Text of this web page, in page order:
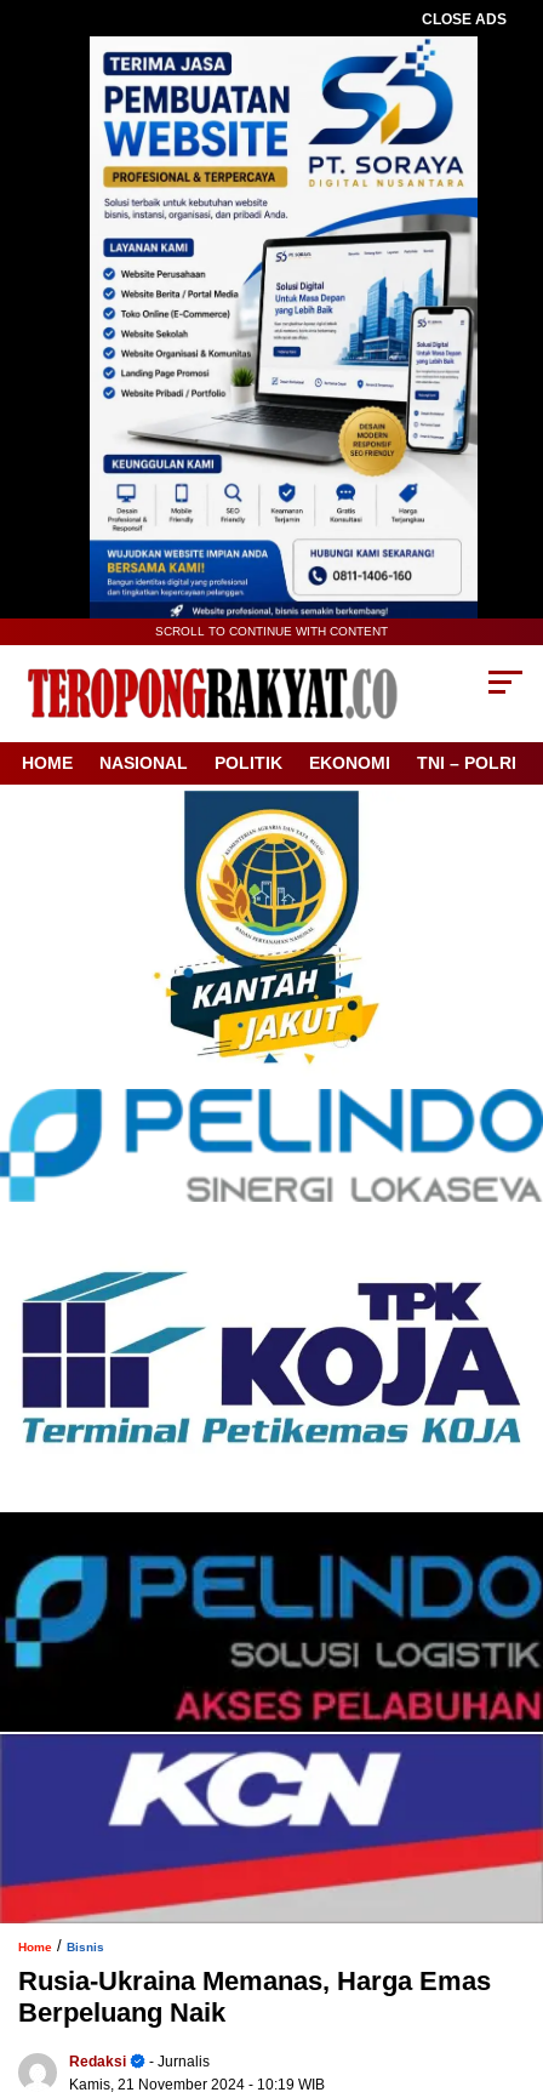
CLOSE ADS
SCROLL TO CONTINUE WITH CONTENT
HOME NASIONAL POLITIK EKONOMI TNI – POLRI
Home / Bisnis
Rusia-Ukraina Memanas, Harga Emas
Berpeluang Naik
Redaksi
- Jurnalis
Kamis, 21 November 2024 - 10:19 WIB